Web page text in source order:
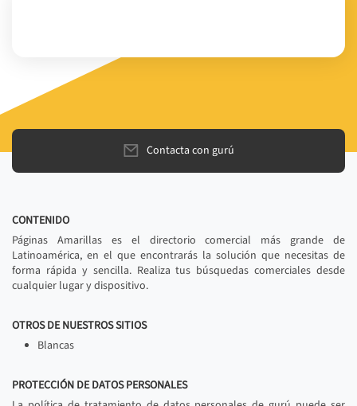
Contacta con gurú
CONTENIDO
Páginas Amarillas es el directorio comercial más grande de
Latinoamérica, en el que encontrarás la solución que necesitas de
forma rápida y sencilla. Realiza tus búsquedas comerciales desde
cualquier lugar y dispositivo.
OTROS DE NUESTROS SITIOS
Blancas
PROTECCIÓN DE DATOS PERSONALES